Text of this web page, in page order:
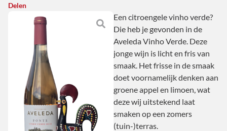
Delen
Een citroengele vinho verde?
Die heb je gevonden in de
Aveleda Vinho Verde. Deze
jonge wijn is licht en fris van
smaak. Het frisse in de smaak
doet voornamelijk denken aan
groene appel en limoen, wat
deze wij uitstekend laat
smaken op een zomers
(tuin-)terras.